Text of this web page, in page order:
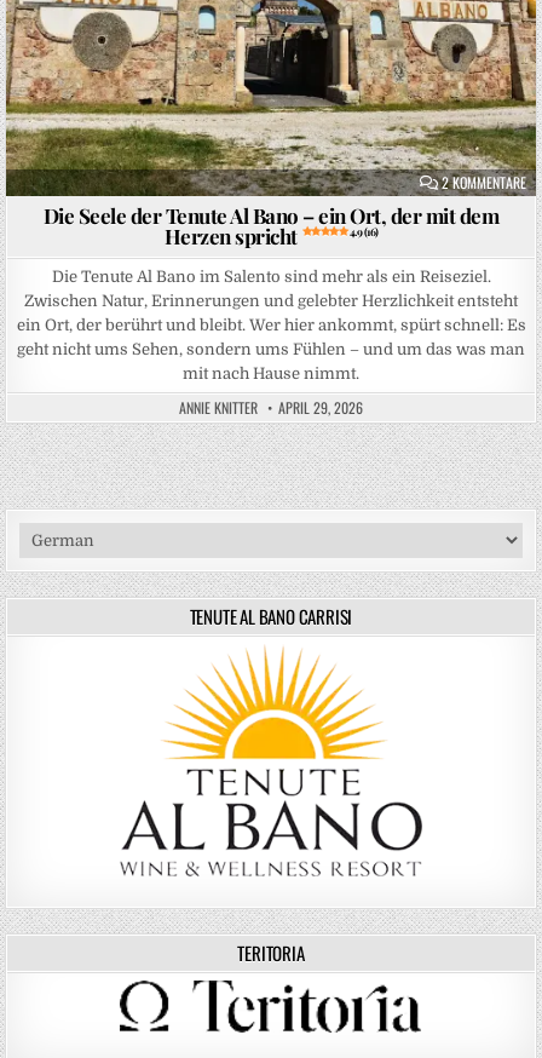
2 KOMMENTAREZU
Die Seele der Tenute Al Bano – ein Ort, der mit dem
Herzen spricht 4.9 (16)
Die Tenute Al Bano im Salento sind mehr als ein Reiseziel.
Zwischen Natur, Erinnerungen und gelebter Herzlichkeit entsteht
ein Ort, der berührt und bleibt. Wer hier ankommt, spürt schnell: Es
geht nicht ums Sehen, sondern ums Fühlen – und um das was man
mit nach Hause nimmt.
ANNIE KNITTER APRIL 29, 2026
TENUTE AL BANO CARRISI
TERITORIA